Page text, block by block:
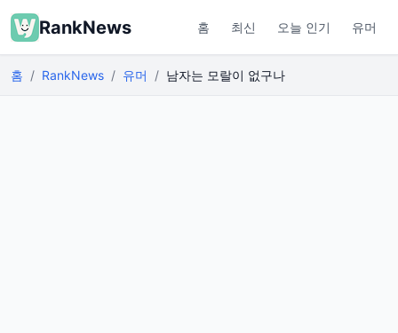
RankNews 홈 최신 오늘 인기 유머
홈 RankNews 유머 남자는 모랄이 없구나